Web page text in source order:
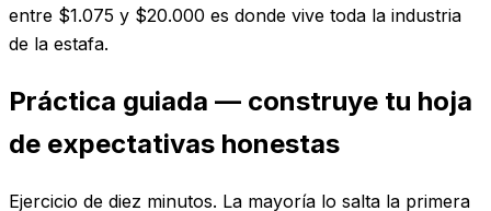
entre $1.075 y $20.000 es donde vive toda la industria
de la estafa.
Práctica guiada — construye tu hoja
de expectativas honestas
Ejercicio de diez minutos. La mayoría lo salta la primera